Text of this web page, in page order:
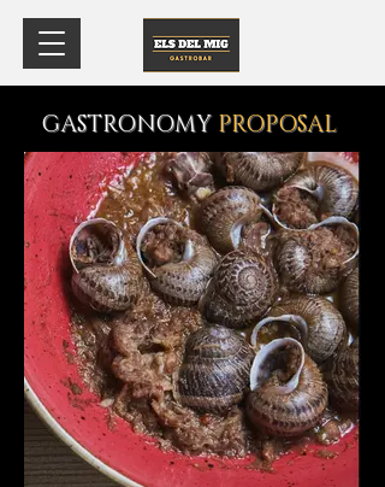
GASTRONOMY PROPOSAL